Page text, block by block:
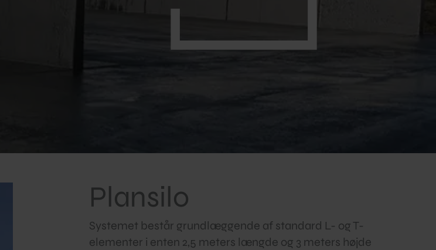
Plansilo
Systemet består grundlæggende af standard L- og T-
elementer i enten 2,5 meters længde og 3 meters højde